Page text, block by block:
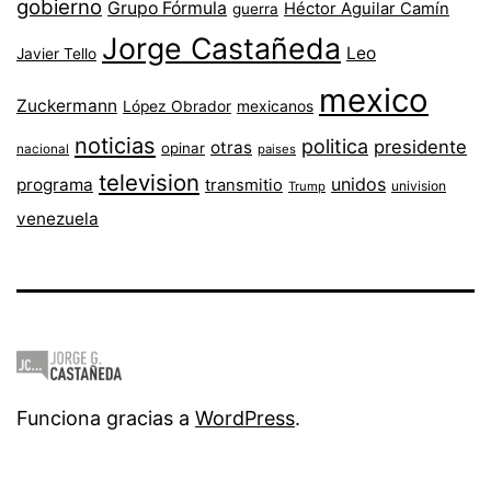
gobierno Grupo Fórmula guerra Héctor Aguilar Camín
Javier Tello Jorge Castañeda Leo
Zuckermann López Obrador mexicanos mexico
nacional noticias opinar otras paises politica presidente
programa television transmitio Trump unidos univision
venezuela
Funciona gracias a WordPress.